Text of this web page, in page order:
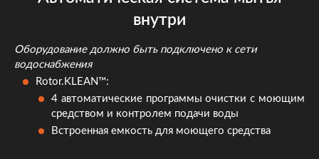
внутри
Оборудование должно быть подключено к сети
водоснабжения
Rotor.KLEAN™:
4 автоматические программы очистки с моющим
средством и контролем подачи воды
Встроенная емкость для моющего средства